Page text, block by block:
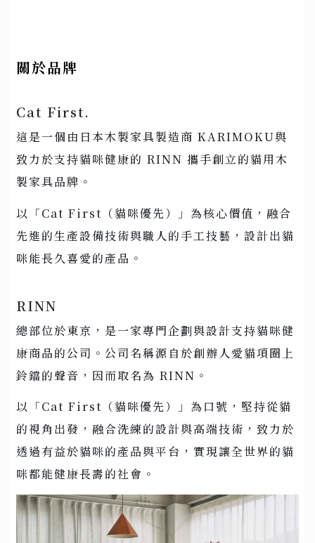
關於品牌
Cat First.
這是一個由日本木製家具製造商 KARIMOKU與
致力於支持貓咪健康的 RINN 攜手創立的貓用木
製家具品牌。
以「Cat First（貓咪優先）」為核心價值，融合
先進的生產設備技術與職人的手工技藝，設計出貓
咪能長久喜愛的產品。
RINN
總部位於東京，是一家專門企劃與設計支持貓咪健
康商品的公司。公司名稱源自於創辦人愛貓項圈上
鈴鐺的聲音，因而取名為 RINN。
以「Cat First（貓咪優先）」為口號，堅持從貓
的視角出發，融合洗練的設計與高端技術，致力於
透過有益於貓咪的產品與平台，實現讓全世界的貓
咪都能健康長壽的社會。